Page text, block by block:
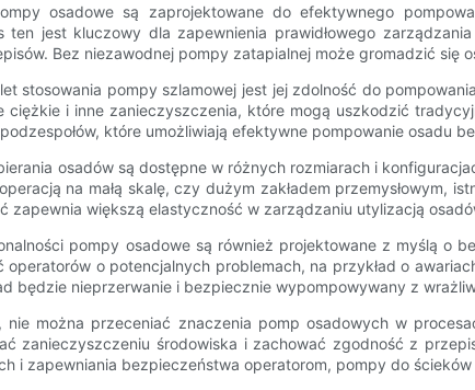
osadowe są zaprojektowane do efektywnego
ten jest kluczowy dla zapewnienia prawidłowego
Bez niezawodnej pompy zatapialnej może gromadzić
stosowania pompy szlamowej jest jej zdolność do
ciężkie i inne zanieczyszczenia, które mogą uszkodzić
podzespołów, które umożliwiają efektywne pompowanie osadu
osadów są dostępne w różnych rozmiarach i
na małą skalę, czy dużym zakładem przemysłowym,
zapewnia większą elastyczność w zarządzaniu utylizacją
pompy osadowe są również projektowane z myślą o
operatorów o potencjalnych problemach, na przykład o
będzie nieprzerwanie i bezpiecznie wypompowywany z
nie można przeceniać znaczenia pomp osadowych w
zanieczyszczeniu środowiska i zachować zgodność z
i zapewniania bezpieczeństwa operatorom, pompy do